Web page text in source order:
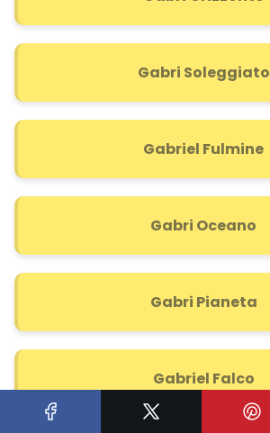
Gabri Soleggiato
Gabriel Fulmine
Gabri Oceano
Gabri Pianeta
Gabriel Falco